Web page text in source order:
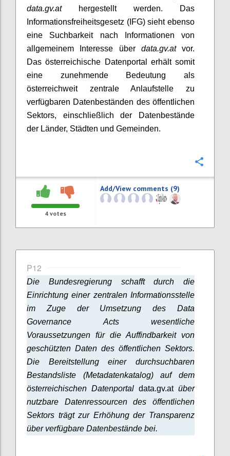
data.gv.athergestellt werden. Das
Informationsfreiheitsgesetz (IFG) sieht ebenso
eine Suchbarkeit nach Informationen von
allgemeinem Interesse über data.gv.atvor.
Das österreichische Datenportal erhält somit
eine zunehmende Bedeutung als
österreichweit zentrale Anlaufstelle zu
verfügbaren Datenbeständen des öffentlichen
Sektors, einschließlich der Datenbestände
der Länder, Städten und Gemeinden.
4 votes
Add/View comments (9)
P12
Die Bundesregierung schafft durch die
Einrichtung einer zentralen Informationsstelle
im Zuge der Umsetzung des Data
Governance Acts wesentliche
Voraussetzungen für die Auffindbarkeit von
geschützten Daten des öffentlichen Sektors.
Die Bereitstellung einer durchsuchbaren
Bestandsliste (Metadatenkatalog) auf dem
österreichischen Datenportal data.gv.atüber
nutzbare Datenressourcen des öffentlichen
Sektors trägt zur Erhöhung der Transparenz
über verfügbare Datenbestände bei.